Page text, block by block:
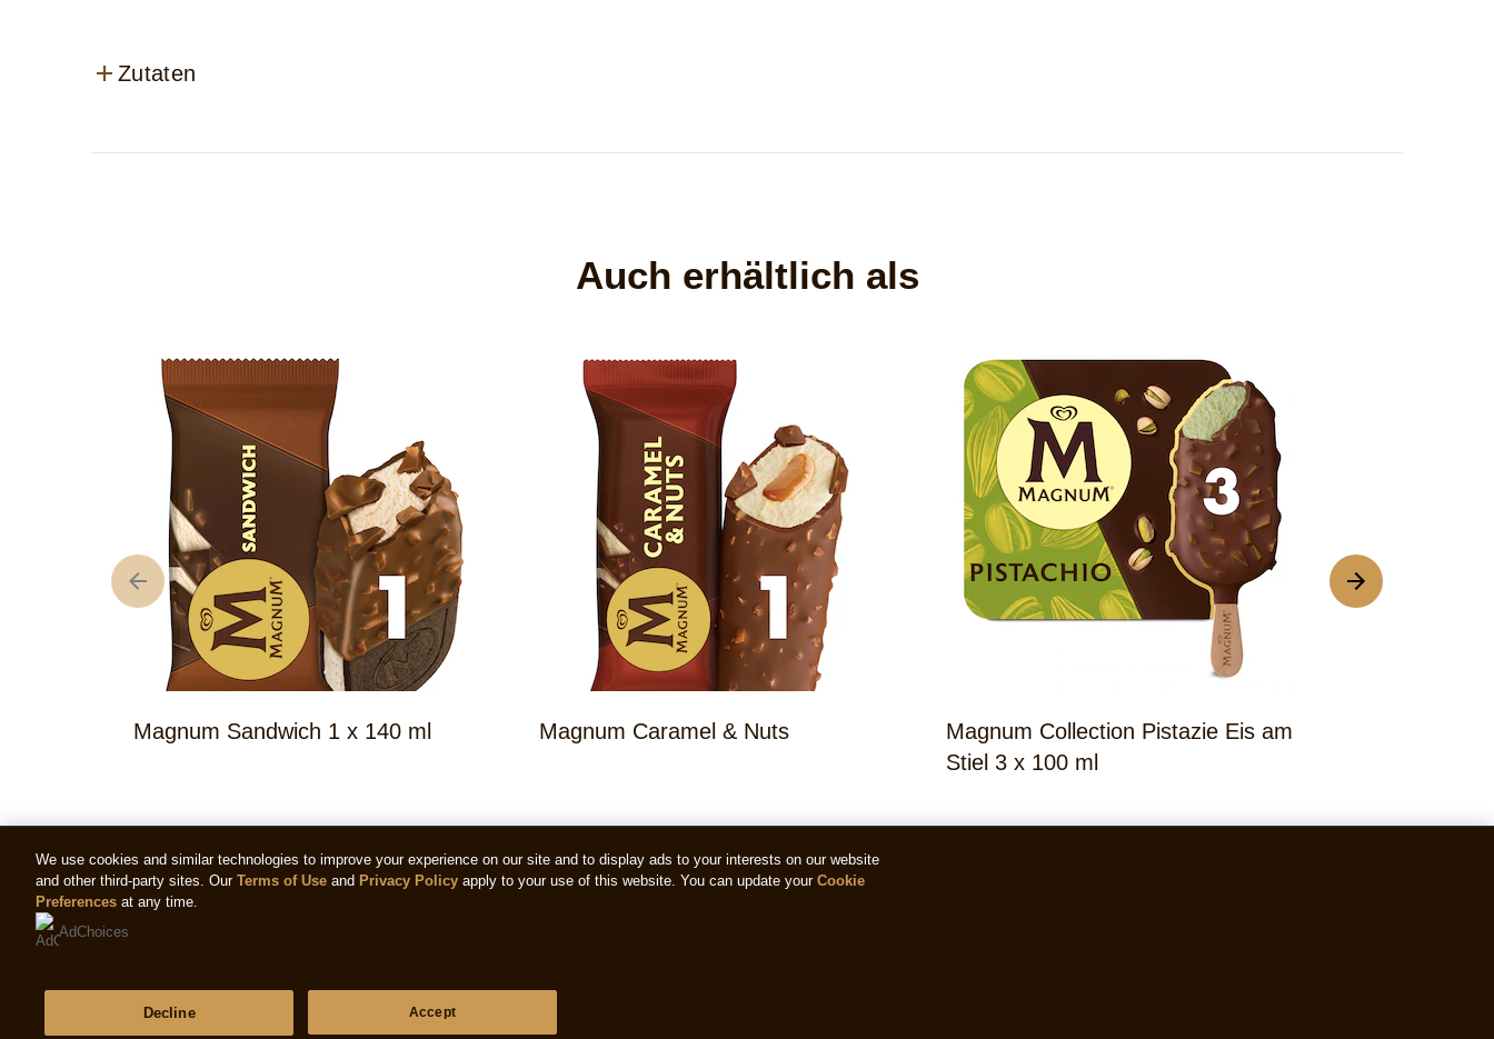
Zutaten
Auch erhältlich als
Magnum Sandwich 1 x 140 ml Magnum Caramel & Nuts
Magnum Collection Pistazie Eis am
Stiel 3 x 100 ml
We use cookies and similar technologies to improve your experience on our site and to display ads to your interests on our website
and other third-party sites. Our Terms of Use and Privacy Policy apply to your use of this website. You can update your Cookie
Preferences at any time.
AdChoices
Decline Accept